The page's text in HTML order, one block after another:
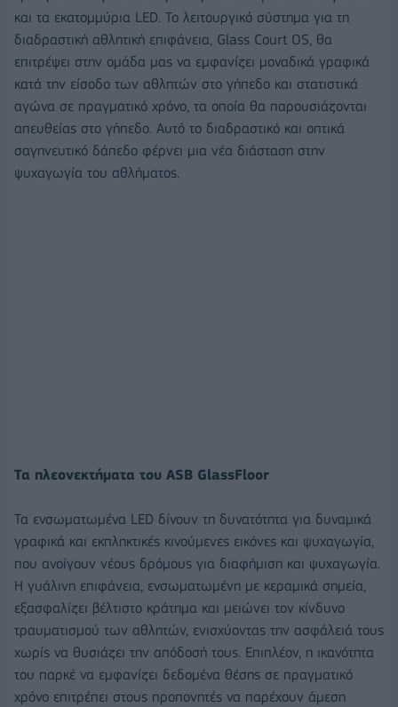
και τα εκατομμύρια LED. Το λειτουργικό σύστημα για τη
διαδραστική αθλητική επιφάνεια, Glass Court OS, θα
επιτρέψει στην ομάδα μας να εμφανίζει μοναδικά γραφικά
κατά την είσοδο των αθλητών στο γήπεδο και στατιστικά
αγώνα σε πραγματικό χρόνο, τα οποία θα παρουσιάζονται
απευθείας στο γήπεδο. Αυτό το διαδραστικό και οπτικά
σαγηνευτικό δάπεδο φέρνει μια νέα διάσταση στην
ψυχαγωγία του αθλήματος.
Τα πλεονεκτήματα του ASB GlassFloor
Τα ενσωματωμένα LED δίνουν τη δυνατότητα για δυναμικά
γραφικά και εκπληκτικές κινούμενες εικόνες και ψυχαγωγία,
που ανοίγουν νέους δρόμους για διαφήμιση και ψυχαγωγία.
Η γυάλινη επιφάνεια, ενσωματωμένη με κεραμικά σημεία,
εξασφαλίζει βέλτιστο κράτημα και μειώνει τον κίνδυνο
τραυματισμού των αθλητών, ενισχύοντας την ασφάλειά τους
χωρίς να θυσιάζει την απόδοσή τους. Επιπλέον, η ικανότητα
του παρκέ να εμφανίζει δεδομένα θέσης σε πραγματικό
χρόνο επιτρέπει στους προπονητές να παρέχουν άμεση